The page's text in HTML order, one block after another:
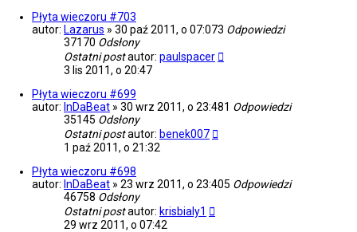
Płyta wieczoru #703
autor: Lazarus » 30 paź 2011, o 07:073 Odpowiedzi
37170 Odsłony
Ostatni postautor: paulspacer
3 lis 2011, o 20:47
Płyta wieczoru #699
autor: InDaBeat » 30 wrz 2011, o 23:481 Odpowiedzi
35145 Odsłony
Ostatni postautor: benek007
1 paź 2011, o 21:32
Płyta wieczoru #698
autor: InDaBeat » 23 wrz 2011, o 23:405 Odpowiedzi
46758 Odsłony
Ostatni postautor: krisbialy1
29 wrz 2011, o 07:42